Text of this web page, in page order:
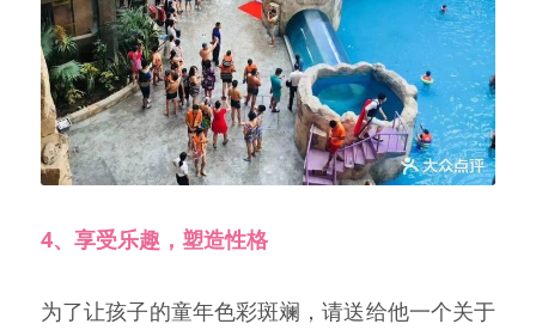
4、享受乐趣，塑造性格
为了让孩子的童年色彩斑斓，请送给他一个关于